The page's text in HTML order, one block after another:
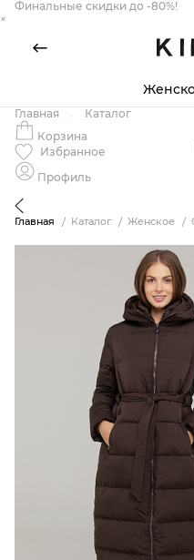
Финальные скидки до -80%!
×
Главная
Каталог
Корзина
Избранное
Профиль
Главная Каталог Женское